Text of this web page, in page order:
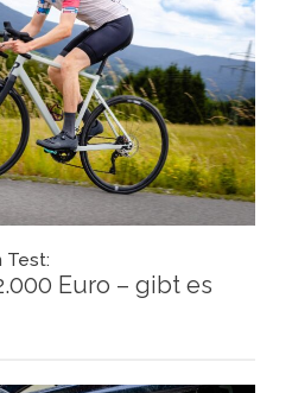
Test:
Euro – gibt es